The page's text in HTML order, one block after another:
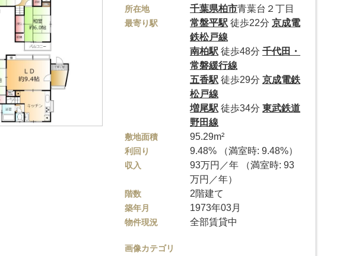
所在地 千葉県柏市青葉台２丁目
最寄り駅 常盤平駅 徒歩22分京成電
鉄松戸線
南柏駅 徒歩48分千代田・
常磐緩行線
五香駅 徒歩29分京成電鉄
松戸線
増尾駅 徒歩34分東武鉄道
野田線
敷地面積 95.29m²
利回り 9.48% （満室時: 9.48%）
収入
93万円／年 （満室時: 93
万円／年）
階数 2階建て
築年月 1973年03月
物件現況 全部賃貸中
画像カテゴリ